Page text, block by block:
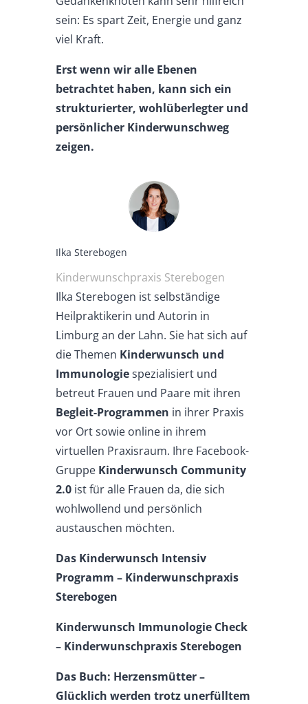
sein: Es spart Zeit, Energie und ganz
viel Kraft.
Erst wenn wir alle Ebenen
betrachtet haben, kann sich ein
strukturierter, wohlüberlegter und
persönlicher Kinderwunschweg
zeigen.
Ilka Sterebogen
Kinderwunschpraxis Sterebogen
Ilka Sterebogen ist selbständige
Heilpraktikerin und Autorin in
Limburg an der Lahn. Sie hat sich auf
die Themen Kinderwunsch und
Immunologiespezialisiert und
betreut Frauen und Paare mit ihren
Begleit-Programmen in ihrer Praxis
vor Ort sowie online in ihrem
virtuellen Praxisraum. Ihre Facebook-
Gruppe Kinderwunsch Community
2.0 ist für alle Frauen da, die sich
wohlwollend und persönlich
austauschen möchten.
Das Kinderwunsch Intensiv
Programm – Kinderwunschpraxis
Sterebogen
Kinderwunsch Immunologie Check
– Kinderwunschpraxis Sterebogen
Das Buch: Herzensmütter –
Glücklich werden trotz unerfülltem